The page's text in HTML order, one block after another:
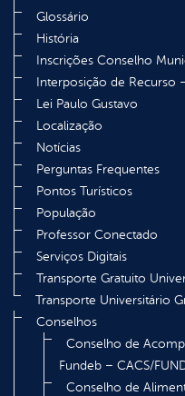
Glossário
História
Inscrições Conselho
Interposição de Recurso
Lei Paulo Gustavo
Localização
Notícias
Perguntas Frequentes
Pontos Turísticos
População
Professor Conectado
Serviços Digitais
Transporte Gratuito
Transporte Universitário
Conselhos
Conselho de
Fundeb – CACS/
Conselho de